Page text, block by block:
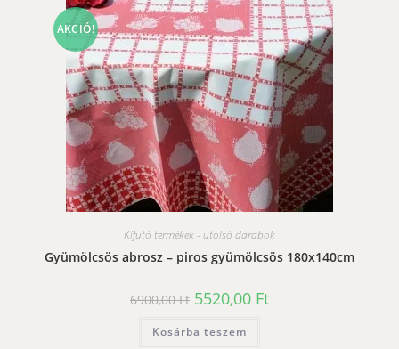
AKCIÓ!
Kifutó termékek - utolsó darabok
Gyümölcsös abrosz – piros gyümölcsös 180x140cm
6900,00Ft Original
price
6900,00 Ft.
5520,00 FtCurrent
price
Kosárba teszem